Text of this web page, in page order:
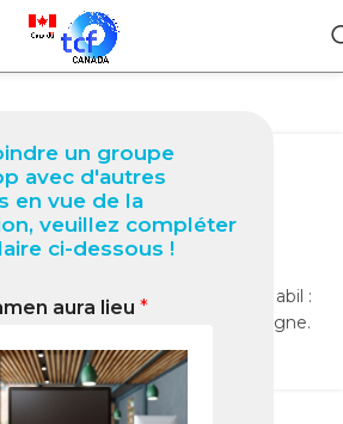
un groupe
avec d'autres
en vue de la
veuillez compléter
ci-dessous !
aura lieu *
à Addis-Abeba
– Guide 2025 pour
votre test
0
à Addis-Abeba avec le Pack Nabil :
blancs et coaching expert en ligne.
LIRE LA SUITE